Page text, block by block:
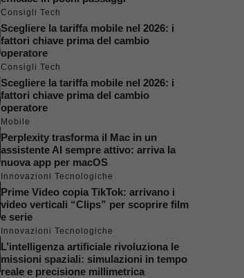
Consigli Tech
Scegliere la tariffa mobile nel 2026: i
fattori chiave prima del cambio
operatore
Consigli Tech
Scegliere la tariffa mobile nel 2026: i
fattori chiave prima del cambio
operatore
Mobile
Perplexity trasforma il Mac in un
assistente AI sempre attivo: arriva la
nuova app per macOS
Innovazioni Tecnologiche
Prime Video copia TikTok: arrivano i
video verticali “Clips” per scoprire film
e serie
Innovazioni Tecnologiche
L’intelligenza artificiale rivoluziona le
missioni spaziali: simulazioni in tempo
reale e precisione millimetrica